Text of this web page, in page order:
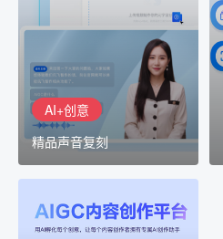
AI+创意
精品声音复刻
AI+创意：AIGC 能力集中
展示窗口，体验 AIGC 给
生活和生产带来的改变